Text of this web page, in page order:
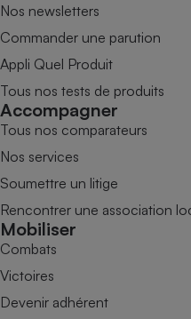
Nos newsletters
Commander une parution
Appli Quel Produit
Tous nos tests de produits
Accompagner
Tous nos comparateurs
Nos services
Soumettre un litige
Rencontrer une association
Mobiliser
Combats
Victoires
Devenir adhérent